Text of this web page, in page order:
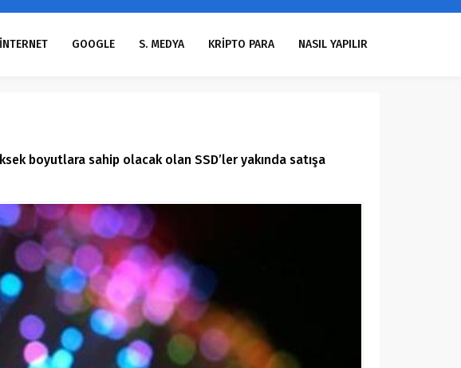
İNTERNET GOOGLE S. MEDYA KRİPTO PARA NASIL YAPILIR
boyutlara sahip olacak olan SSD’ler yakında satışa